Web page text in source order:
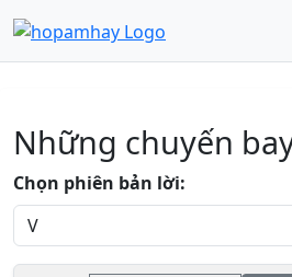
Những chuyến
Chọn phiên bản lời: